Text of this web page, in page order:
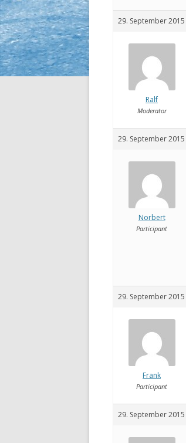
29. September
Ralf
Moderator
29. September
Norbert
Participant
29. September
Frank
Participant
29. September